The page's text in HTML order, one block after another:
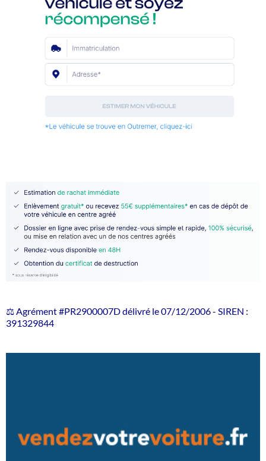
⚖️ Agrément #PR2900007D délivré le 07/12/2006 - SIREN :
391329844